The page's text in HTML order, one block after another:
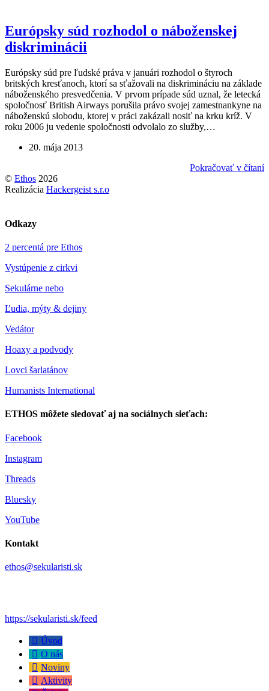
Európsky súd rozhodol o náboženskej
diskriminácii
Európsky súd pre ľudské práva v januári rozhodol o štyroch
britských kresťanoch, ktorí sa sťažovali na diskrimináciu na základe
náboženského presvedčenia. V prvom prípade súd uznal, že letecká
spoločnosť British Airways porušila právo svojej zamestnankyne na
náboženskú slobodu, ktorej v práci zakázali nosiť na krku kríž. V
roku 2006 ju vedenie spoločnosti odvolalo zo služby,…
20. mája 2013
Pokračovať v čítaní
© Ethos 2026
Realizácia Hackergeist s.r.o
Odkazy
2 percentá pre Ethos
Vystúpenie z cirkvi
Sekulárne nebo
Ľudia, mýty & dejiny
Vedátor
Hoaxy a podvody
Lovci šarlatánov
Humanists International
ETHOS môžete sledovať aj na sociálnych sieťach:
Facebook
Instagram
Threads
Bluesky
YouTube
Kontakt
ethos@sekularisti.sk
https://sekularisti.sk/feed
Úvod
O nás
Noviny
Aktivity